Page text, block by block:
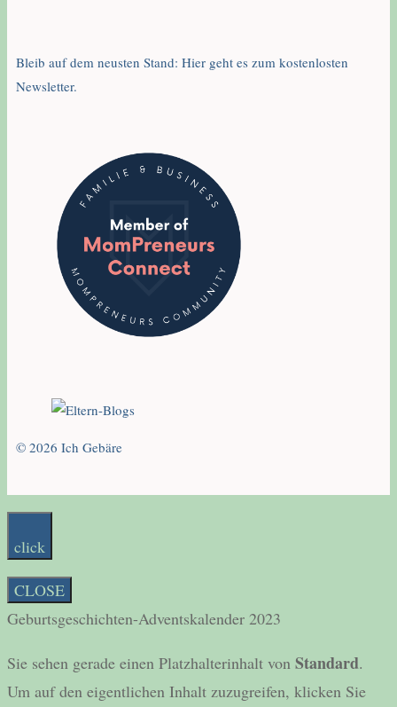
Bleib auf dem neusten Stand: Hier geht es zum kostenlosten
Newsletter.
© 2026 Ich Gebäre
click
CLOSE
Geburtsgeschichten-Adventskalender 2023
Sie sehen gerade einen Platzhalterinhalt von Standard.
Um auf den eigentlichen Inhalt zuzugreifen, klicken Sie